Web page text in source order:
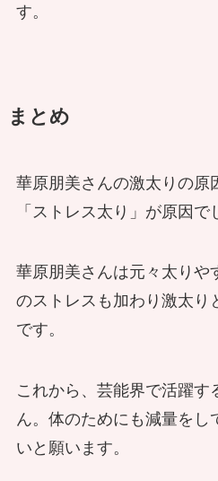
す。
まとめ
華原朋美さんの激太りの原
「ストレス太り」が原因で
華原朋美さんは元々太りや
のストレスも加わり激太り
です。
これから、芸能界で活躍す
ん。体のためにも減量をし
いと願います。